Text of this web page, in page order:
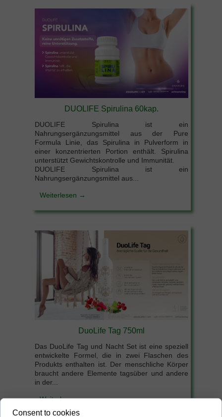
DUOLIFE Spirulina 60kap.
DUOLIFE Spirulina ist ein
Nahrungsergänzungsmittel aus der Pure
Formula Linie, das Spirulina in Pulverform in
einer konzentrierten Portion enthält. Spirulina
unterstützt Gewichtskontrolle und Immunität.
DUOLIFE Spirulina ist ein
Nahrungsergänzungsmittel aus...
Weiterlesen →
DuoLife Tag 750ml
Das DuoLife Tag und Nacht Set ist eine speziell
entwickelte Formel, die in zwei Flaschen des
Produkts enthalten ist. Der menschliche Körper
braucht andere Elemente tagsüber und andere
in der...
Weiterlesen →
Consent to cookies